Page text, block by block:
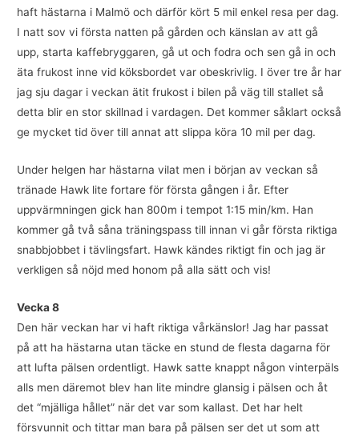
haft hästarna i Malmö och därför kört 5 mil enkel resa per dag.
I natt sov vi första natten på gården och känslan av att gå
upp, starta kaffebryggaren, gå ut och fodra och sen gå in och
äta frukost inne vid köksbordet var obeskrivlig. I över tre år har
jag sju dagar i veckan ätit frukost i bilen på väg till stallet så
detta blir en stor skillnad i vardagen. Det kommer såklart också
ge mycket tid över till annat att slippa köra 10 mil per dag.
Under helgen har hästarna vilat men i början av veckan så
tränade Hawk lite fortare för första gången i år. Efter
uppvärmningen gick han 800m i tempot 1:15 min/km. Han
kommer gå två såna träningspass till innan vi går första riktiga
snabbjobbet i tävlingsfart. Hawk kändes riktigt fin och jag är
verkligen så nöjd med honom på alla sätt och vis!
Vecka 8
Den här veckan har vi haft riktiga vårkänslor! Jag har passat
på att ha hästarna utan täcke en stund de flesta dagarna för
att lufta pälsen ordentligt. Hawk satte knappt någon vinterpäls
alls men däremot blev han lite mindre glansig i pälsen och åt
det “mjälliga hållet” när det var som kallast. Det har helt
försvunnit och tittar man bara på pälsen ser det ut som att